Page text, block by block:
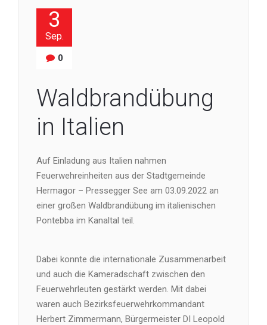
3
Sep.
0
Waldbrandübung
in Italien
Auf Einladung aus Italien nahmen
Feuerwehreinheiten aus der Stadtgemeinde
Hermagor – Pressegger See am 03.09.2022 an
einer großen Waldbrandübung im italienischen
Pontebba im Kanaltal teil.
Dabei konnte die internationale Zusammenarbeit
und auch die Kameradschaft zwischen den
Feuerwehrleuten gestärkt werden. Mit dabei
waren auch Bezirksfeuerwehrkommandant
Herbert Zimmermann, Bürgermeister DI Leopold